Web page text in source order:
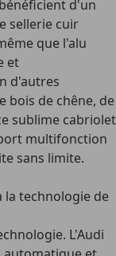
d'un
sellerie cuir
que l'alu
et
d'autres
bois de chêne, de
sublime cabriolet
multifonction
sans limite.
la technologie de
L'Audi